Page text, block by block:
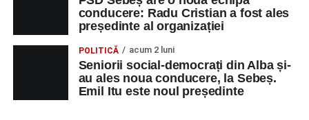
„O mare familie, o comunitate pentru trup, minte și suflet,
un mod de a lua o gură de aer într-un bombardament
informatic, mediatic și psihologic.”(Prof. Boncea Niculina
conducere: Radu Cristian a fost ales
președinte al organizației
POLITICĂ acum 2 luni
Seniorii social-democrați din Alba și-
au ales noua conducere, la Sebeș.
Emil Itu este noul președinte